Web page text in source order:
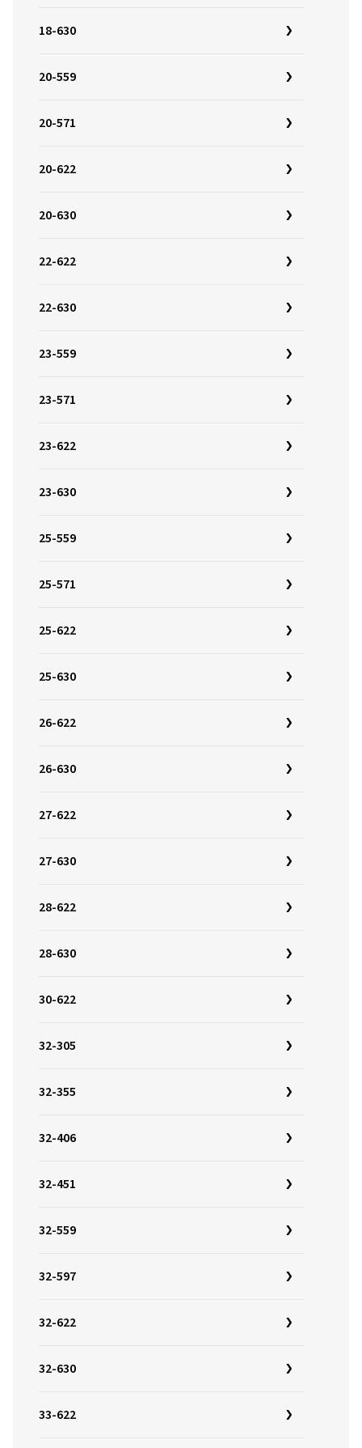
18-630
20-559
20-571
20-622
20-630
22-622
22-630
23-559
23-571
23-622
23-630
25-559
25-571
25-622
25-630
26-622
26-630
27-622
27-630
28-622
28-630
30-622
32-305
32-355
32-406
32-451
32-559
32-597
32-622
32-630
33-622